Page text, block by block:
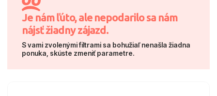
Je nám ľúto, ale nepodarilo sa nám
nájsť žiadny zájazd.
S vami zvolenými filtrami sa bohužiaľ nenašla žiadna
ponuka, skúste zmeniť parametre.